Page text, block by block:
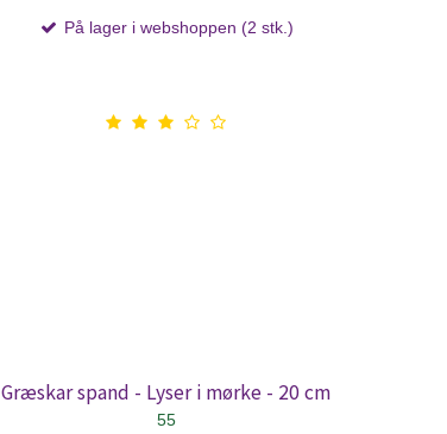
På lager i webshoppen (2 stk.)
Græskar spand - Lyser i mørke - 20 cm
55